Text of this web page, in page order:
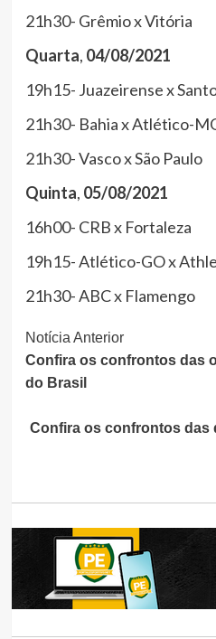
21h30- Grêmio x Vitória
Quarta, 04/08/2021
19h15- Juazeirense x
21h30- Bahia x Atlético-
21h30- Vasco x São Paulo
Quinta, 05/08/2021
16h00- CRB x Fortaleza
19h15- Atlético-GO x
21h30- ABC x Flamengo
Continue
Lendo
Notícia Anterior
Confira os confrontos das
do Brasil
Confira os confrontos das